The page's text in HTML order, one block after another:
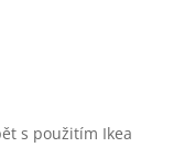
s použitím Ikea